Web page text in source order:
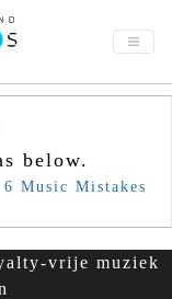
below.
Music Mistakes
vrije muziek